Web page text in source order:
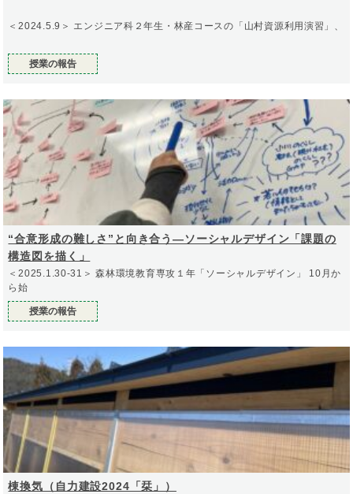
＜2024.5.9＞ エンジニア科２年生・林産コースの「山村資源利用演習」、
授業の報告
“合意形成の難しさ”と向き合う—ソーシャルデザイン「課題の
構造図を描く」
＜2025.1.30-31＞ 森林環境教育専攻１年「ソーシャルデザイン」 10月か
ら始
授業の報告
棟換気（自力建設2024「栞」）